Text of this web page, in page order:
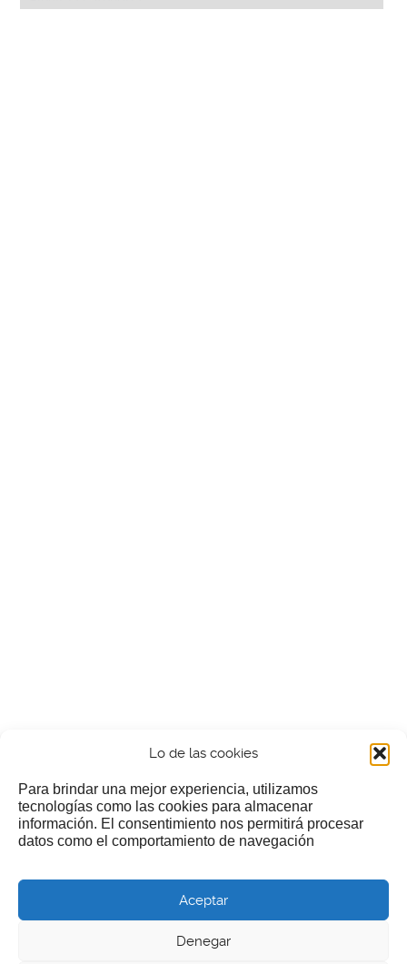
Lo de las cookies
Para brindar una mejor experiencia, utilizamos
tecnologías como las cookies para almacenar
información. El consentimiento nos permitirá procesar
datos como el comportamiento de navegación
Aceptar
Denegar
¿Nos invitas a un cafecillo?
Si te gusta nuestra web puedes echar limosna a estos